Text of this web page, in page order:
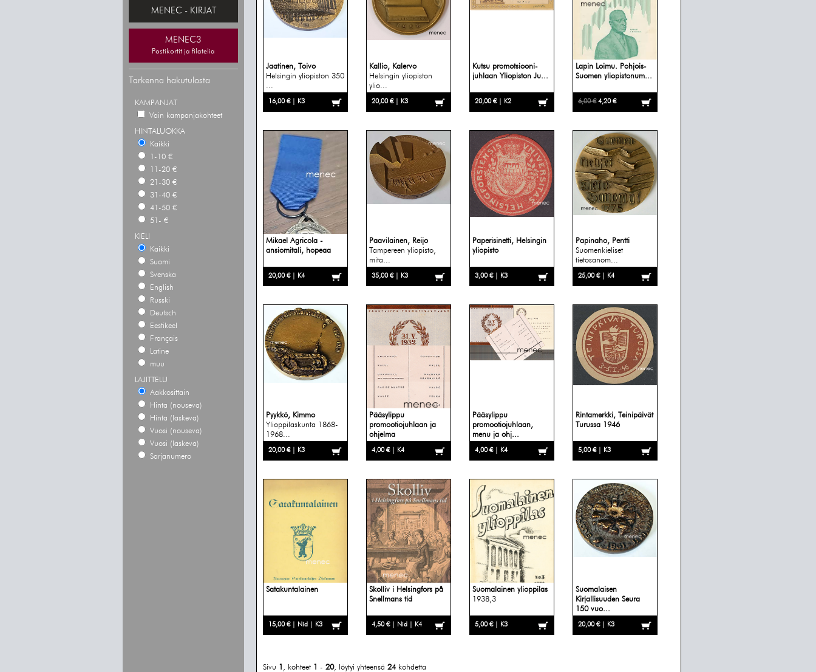
MENEC - KIRJAT
MENEC3
Postikortit ja filatelia
Tarkenna hakutulosta
KAMPANJAT
Vain kampanjakohteet
HINTALUOKKA
Kaikki
1-10 €
11-20 €
21-30 €
31-40 €
41-50 €
51- €
KIELI
Kaikki
Suomi
Svenska
English
Russki
Deutsch
Eestikeel
Français
Latine
muu
LAJITTELU
Aakkosittain
Hinta (nouseva)
Hinta (laskeva)
Vuosi (nouseva)
Vuosi (laskeva)
Sarjanumero
Jaatinen, Toivo
Helsingin yliopiston 350
...
16,00 € | K3
Kallio, Kalervo
Helsingin yliopiston
ylio...
20,00 € | K3
Kutsu promotsiooni-
juhlaan Yliopiston Ju...
20,00 € | K2
Lapin Loimu. Pohjois-
Suomen yliopistonum...
6,00 €4,20 €
Mikael Agricola -
ansiomitali, hopeaa
20,00 € | K4
Paavilainen, Reijo
Tampereen yliopisto,
mita...
35,00 € | K3
Paperisinetti, Helsingin
yliopisto
3,00 € | K3
Papinaho, Pentti
Suomenkieliset
tietosanom...
25,00 € | K4
Pyykkö, Kimmo
Ylioppilaskunta 1868-
1968...
20,00 € | K3
Pääsylippu
promootiojuhlaan ja
ohjelma
4,00 € | K4
Pääsylippu
promootiojuhlaan,
menu ja ohj...
4,00 € | K4
Rintamerkki, Teinipäivät
Turussa 1946
5,00 € | K3
Satakuntalainen
15,00 € | Nid | K3
Skolliv i Helsingfors på
Snellmans tid
4,50 € | Nid | K4
Suomalainen ylioppilas
1938,3
5,00 € | K3
Suomalaisen
Kirjallisuuden Seura
150 vuo...
20,00 € | K3
Sivu 1 , kohteet 1 - 20, löytyi yhteensä 24 kohdetta